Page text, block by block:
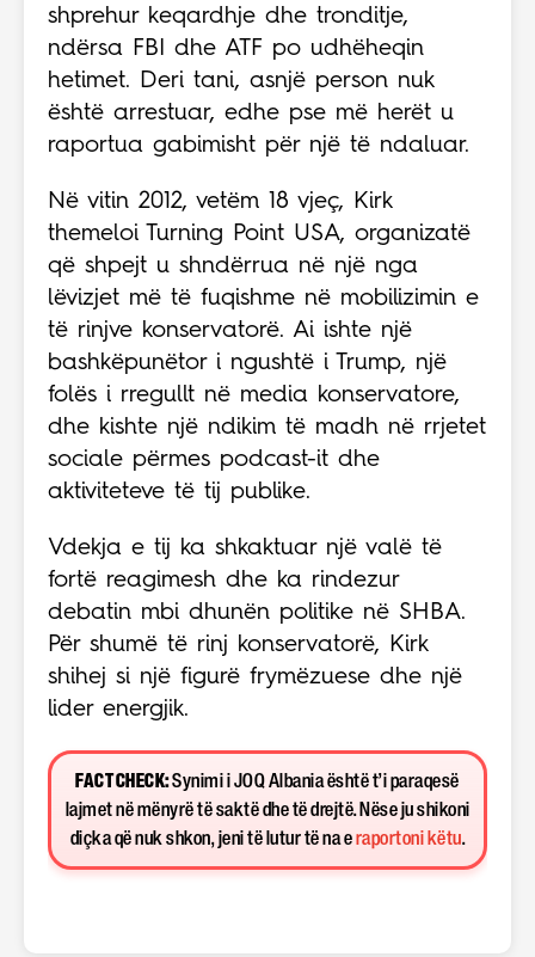
shprehur keqardhje dhe tronditje,
ndërsa FBI dhe ATF po udhëheqin
hetimet. Deri tani, asnjë person nuk
është arrestuar, edhe pse më herët u
raportua gabimisht për një të ndaluar.
Në vitin 2012, vetëm 18 vjeç, Kirk
themeloi Turning Point USA, organizatë
që shpejt u shndërrua në një nga
lëvizjet më të fuqishme në mobilizimin e
të rinjve konservatorë. Ai ishte një
bashkëpunëtor i ngushtë i Trump, një
folës i rregullt në media konservatore,
dhe kishte një ndikim të madh në rrjetet
sociale përmes podcast-it dhe
aktiviteteve të tij publike.
Vdekja e tij ka shkaktuar një valë të
fortë reagimesh dhe ka rindezur
debatin mbi dhunën politike në SHBA.
Për shumë të rinj konservatorë, Kirk
shihej si një figurë frymëzuese dhe një
lider energjik.
FACT CHECK:Synimi i JOQ Albania është t’i paraqesë
lajmet në mënyrë të saktë dhe të drejtë. Nëse ju shikoni
diçka që nuk shkon, jeni të lutur të na e raportoni këtu.